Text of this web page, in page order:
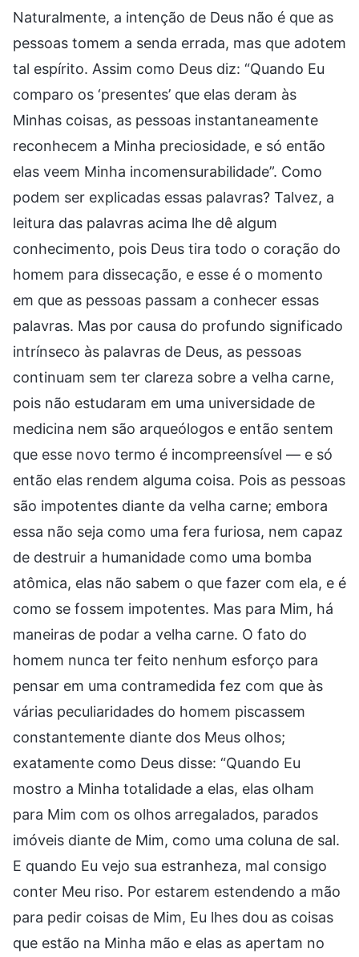
Naturalmente, a intenção de Deus não é que as
pessoas tomem a senda errada, mas que adotem
tal espírito. Assim como Deus diz: “Quando Eu
comparo os ‘presentes’ que elas deram às
Minhas coisas, as pessoas instantaneamente
reconhecem a Minha preciosidade, e só então
elas veem Minha incomensurabilidade”. Como
podem ser explicadas essas palavras? Talvez, a
leitura das palavras acima lhe dê algum
conhecimento, pois Deus tira todo o coração do
homem para dissecação, e esse é o momento
em que as pessoas passam a conhecer essas
palavras. Mas por causa do profundo significado
intrínseco às palavras de Deus, as pessoas
continuam sem ter clareza sobre a velha carne,
pois não estudaram em uma universidade de
medicina nem são arqueólogos e então sentem
que esse novo termo é incompreensível — e só
então elas rendem alguma coisa. Pois as pessoas
são impotentes diante da velha carne; embora
essa não seja como uma fera furiosa, nem capaz
de destruir a humanidade como uma bomba
atômica, elas não sabem o que fazer com ela, e é
como se fossem impotentes. Mas para Mim, há
maneiras de podar a velha carne. O fato do
homem nunca ter feito nenhum esforço para
pensar em uma contramedida fez com que às
várias peculiaridades do homem piscassem
constantemente diante dos Meus olhos;
exatamente como Deus disse: “Quando Eu
mostro a Minha totalidade a elas, elas olham
para Mim com os olhos arregalados, parados
imóveis diante de Mim, como uma coluna de sal.
E quando Eu vejo sua estranheza, mal consigo
conter Meu riso. Por estarem estendendo a mão
para pedir coisas de Mim, Eu lhes dou as coisas
que estão na Minha mão e elas as apertam no